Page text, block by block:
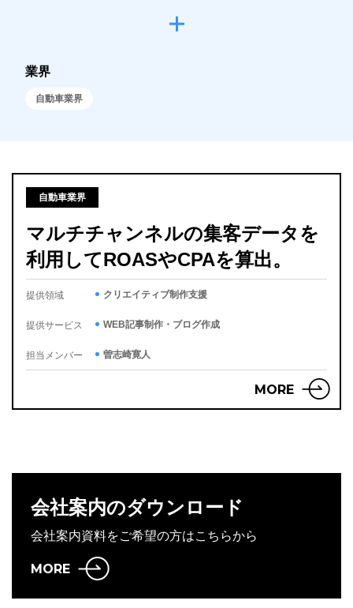
自動車業界
マルチチャンネルの集客データを
利用してROASやCPAを算出。
提供領域 クリエイティブ制作支援
提供サービス WEB記事制作・ブログ作成
担当メンバー 曽志崎寛人
MORE
業界
自動車業界
会社案内のダウンロード
会社案内資料をご希望の方はこちらから
MORE